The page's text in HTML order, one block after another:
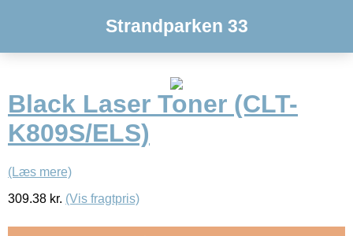
Strandparken 33
Black Laser Toner (CLT-
K809S/ELS)
(Læs mere)
309.38 kr. (Vis fragtpris)